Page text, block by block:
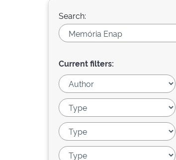
Search:
Current filters: